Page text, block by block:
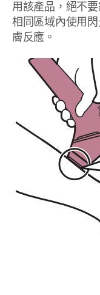
用該產品，絕不
相同區域內使用
膚反應。